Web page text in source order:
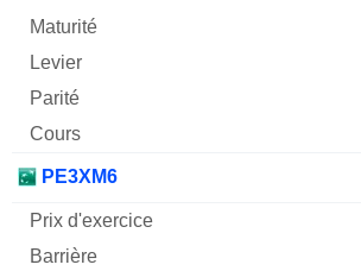
PE3XM6